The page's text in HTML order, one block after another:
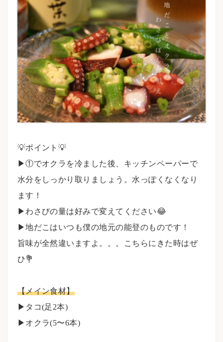
💡ポイント💡⠀
▶︎①でオクラを冷ました後、キッチンペーパーで
水分をしっかり取りましょう。水っぽくなくなり
ます！
▶︎わさびの量は好みで変えてください😂
▶︎地だこはいつも僕の地元の能登のものです！
旨味が全然違いますよ。。。こちらにきた時はぜ
ひ💐
【メイン食材】
▶︎タコ(足2本)
▶︎オクラ(5〜6本)